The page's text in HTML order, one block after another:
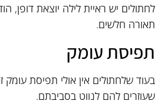
לחתולים יש ראיית לילה יוצאת דופן,
תאורה חלשים.
תפיסת עומק
בעוד שלחתולים אין אולי תפיסת
שעוזרים להם לנווט בסביבתם.